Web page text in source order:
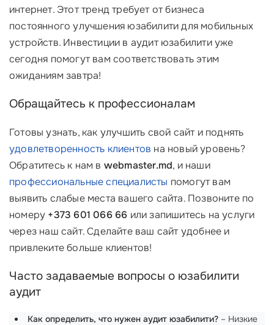
интернет. Этот тренд требует от бизнеса
постоянного улучшения юзабилити для мобильных
устройств. Инвестиции в аудит юзабилити уже
сегодня помогут вам соответствовать этим
ожиданиям завтра!
Обращайтесь к профессионалам
Готовы узнать, как улучшить свой сайт и поднять
удовлетворенность клиентов на новый уровень?
Обратитесь к нам в webmaster.md, и наши
профессиональные специалисты помогут вам
выявить слабые места вашего сайта. Позвоните по
номеру +373 601 066 66 или запишитесь на услуги
через наш сайт. Сделайте ваш сайт удобнее и
привлеките больше клиентов!
Часто задаваемые вопросы о юзабилити
аудит
Как определить, что нужен аудит юзабилити? – Низкие